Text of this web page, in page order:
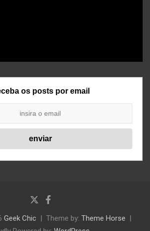
os posts por email
Geek Chic Theme by: Theme Horse